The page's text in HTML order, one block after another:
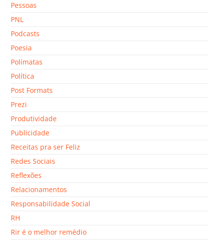
Pessoas
PNL
Podcasts
Poesia
Polímatas
Política
Post Formats
Prezi
Produtividade
Publicidade
Receitas pra ser Feliz
Redes Sociais
Reflexões
Relacionamentos
Responsabilidade Social
RH
Rir é o melhor remédio